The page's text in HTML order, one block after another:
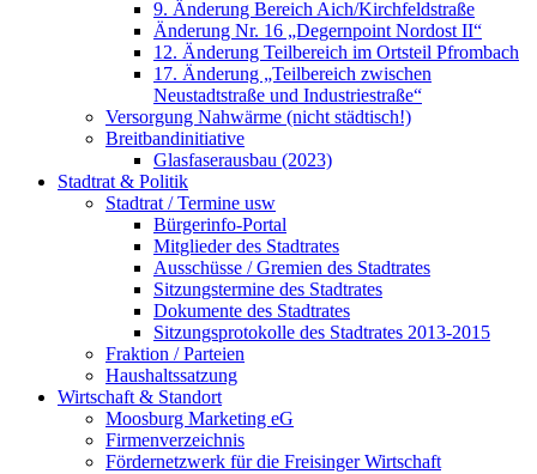
9. Änderung Bereich Aich/Kirchfeldstraße
Änderung Nr. 16 „Degernpoint Nordost II“
12. Änderung Teilbereich im Ortsteil Pfrombach
17. Änderung „Teilbereich zwischen
Neustadtstraße und Industriestraße“
Versorgung Nahwärme (nicht städtisch!)
Breitbandinitiative
Glasfaserausbau (2023)
Stadtrat & Politik
Stadtrat / Termine usw
Bürgerinfo-Portal
Mitglieder des Stadtrates
Ausschüsse / Gremien des Stadtrates
Sitzungstermine des Stadtrates
Dokumente des Stadtrates
Sitzungsprotokolle des Stadtrates 2013-2015
Fraktion / Parteien
Haushaltssatzung
Wirtschaft & Standort
Moosburg Marketing eG
Firmenverzeichnis
Fördernetzwerk für die Freisinger Wirtschaft